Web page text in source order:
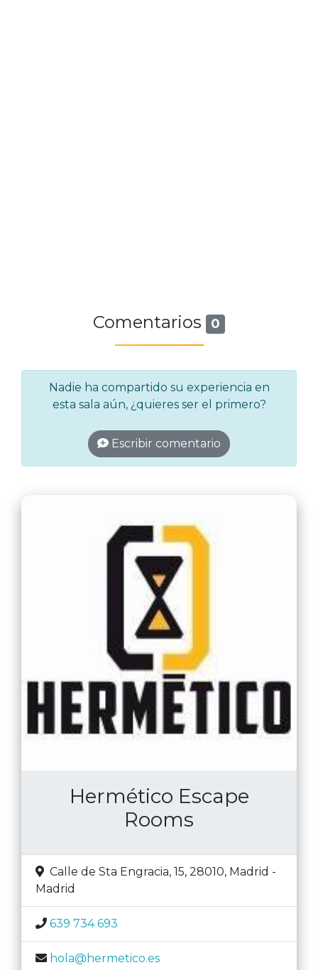
Comentarios 0
Nadie ha compartido su experiencia en
esta sala aún, ¿quieres ser el primero?
Escribir comentario
Hermético Escape
Rooms
Calle de Sta Engracia, 15, 28010, Madrid -
Madrid
639 734 693
hola@hermetico.es